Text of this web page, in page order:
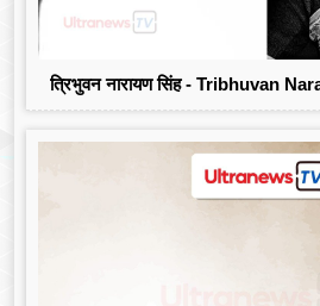
त्रिभुवन नारायण सिंह - Tribhuvan